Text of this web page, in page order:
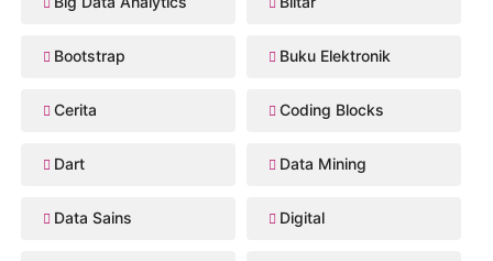
Bootstrap Buku Elektronik
Cerita Coding Blocks
Dart Data Mining
Data Sains Digital